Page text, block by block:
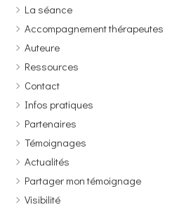
La séance
Accompagnement thérapeutes
Auteure
Ressources
Contact
Infos pratiques
Partenaires
Témoignages
Actualités
Partager mon témoignage
Visibilité